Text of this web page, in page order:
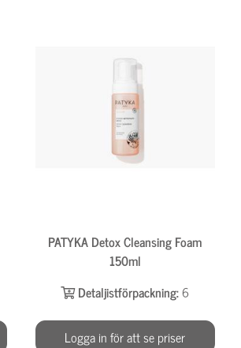
PATYKA Detox Cleansing Foam
150ml
Detaljistförpackning:6
Logga in för att se priser